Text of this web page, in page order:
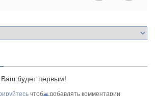
будет первым!
чтобы добавлять комментарии